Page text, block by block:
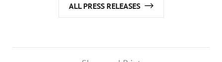
ALL PRESS RELEASES